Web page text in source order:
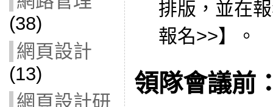
(38)
網頁設計
(13)
網頁設計研
排版，並在
報名>>】。
領隊會議前